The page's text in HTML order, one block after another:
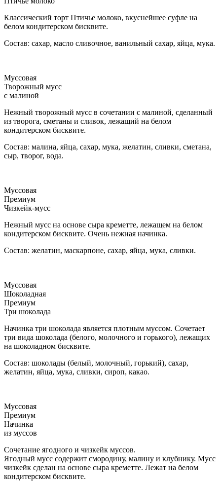
Классический торт Птичье молоко, вкуснейшее суфле на
белом кондитерском бисквите.
Состав: сахар, масло сливочное, ванильный сахар, яйца, мука.
Муссовая
Творожный мусс
с малиной
Нежный творожный мусс в сочетании с малиной, сделанный
из творога, сметаны и сливок, лежащий на белом
кондитерском бисквите.
Состав: малина, яйца, сахар, мука, желатин, сливки, сметана,
сыр, творог, вода.
Муссовая
Премиум
Чизкейк-мусс
Нежный мусс на основе сыра креметте, лежащем на белом
кондитерском бисквите. Очень нежная начинка.
Состав: желатин, маскарпоне, сахар, яйца, мука, сливки.
Муссовая
Шоколадная
Премиум
Три шоколада
Начинка три шоколада является плотным муссом. Сочетает
три вида шоколада (белого, молочного и горького), лежащих
на шоколадном бисквите.
Состав: шоколады (белый, молочный, горький), сахар,
желатин, яйца, мука, сливки, сироп, какао.
Муссовая
Премиум
Начинка
из муссов
Сочетание ягодного и чизкейк муссов.
Ягодный мусс содержит смородину, малину и клубнику. Мусс
чизкейк сделан на основе сыра креметте. Лежат на белом
кондитерском бисквите.